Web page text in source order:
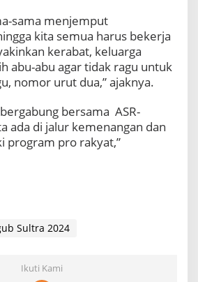
sama menjemput
kita semua harus bekerja
kerabat, keluarga
abu-abu agar tidak ragu untuk
nomor urut dua,” ajaknya.
bersama ASR-
ada di jalur kemenangan dan
program pro rakyat,”
Sultra 2024
Ikuti Kami